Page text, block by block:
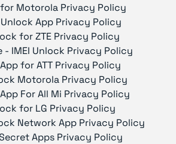
Motorola Privacy Policy
App Privacy Policy
for ZTE Privacy Policy
- IMEI Unlock Privacy Policy
for ATT Privacy Policy
Motorola Privacy Policy
For All Mi Privacy Policy
for LG Privacy Policy
Network App Privacy Policy
Apps Privacy Policy